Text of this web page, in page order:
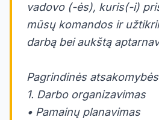
vadovo (-ės), kuris(-i)
mūsų komandos ir
darbą bei aukštą
Pagrindinės
1. Darbo organizavimas
• Pamainų planavimas